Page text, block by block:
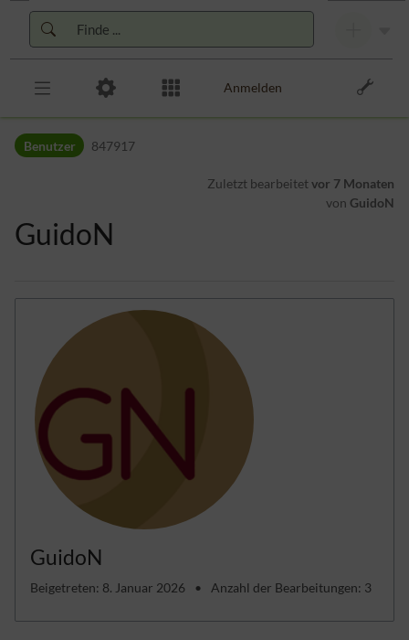
Zur Kopfleiste
Zur Hauptnavigation
Zu den Seitenwerkzeugen
Anmelden
Benutzer 847917
Zuletzt bearbeitetvor 7 Monaten
von GuidoN
GuidoN
GuidoN
Beigetreten: 8. Januar 2026 Anzahl der Bearbeitungen: 3